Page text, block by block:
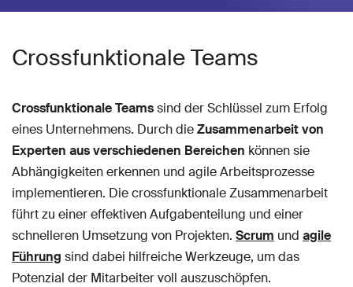
Crossfunktionale Teams
Crossfunktionale Teamssind der Schlüssel zum Erfolg
eines Unternehmens. Durch dieZusammenarbeit von
Experten aus verschiedenen Bereichen können sie
Abhängigkeiten erkennen und agile Arbeitsprozesse
implementieren. Die crossfunktionale Zusammenarbeit
führt zu einer effektiven Aufgabenteilung und einer
schnelleren Umsetzung von Projekten. Scrum und agile
Führung sind dabei hilfreiche Werkzeuge, um das
Potenzial der Mitarbeiter voll auszuschöpfen.